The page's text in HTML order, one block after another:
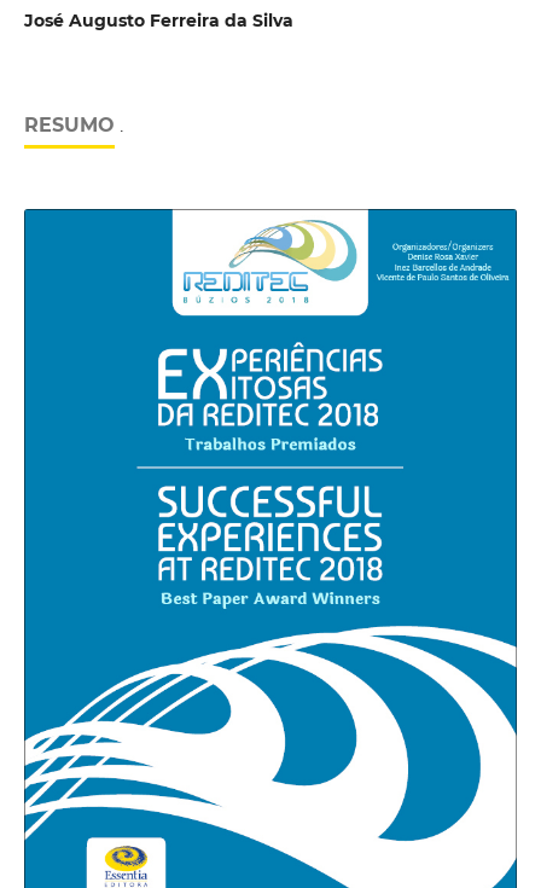
José Augusto Ferreira da Silva
RESUMO .